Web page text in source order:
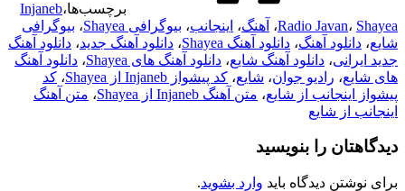
برچسب‌ها Injaneb،
Radio Javan، Shayea ، آهنگ، اینجانب، بیوگرافی Shayea ، بیوگرافی
شایع، دانلود آهنگ، دانلود آهنگ Shayea ، دانلود آهنگ جدید، دانلود آهنگ
جدید ایرانی، دانلود آهنگ شایع، دانلود آهنگ های Shayea ، دانلود آهنگ
های شایع، رادیو جوان، شایع، کد پیشواز Injaneb از Shayea ، کد
پیشواز اینجانب از شایع، متن آهنگ Injaneb از Shayea ، متن آهنگ
اینجانب از شایع
دیدگاهتان را بنویسید
برای نوشتن دیدگاه باید وارد بشوید.